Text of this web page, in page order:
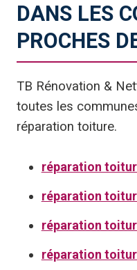
DANS LES
PROCHES
TB Rénovation &
toutes les
réparation toiture.
réparation
réparation
réparation
réparation